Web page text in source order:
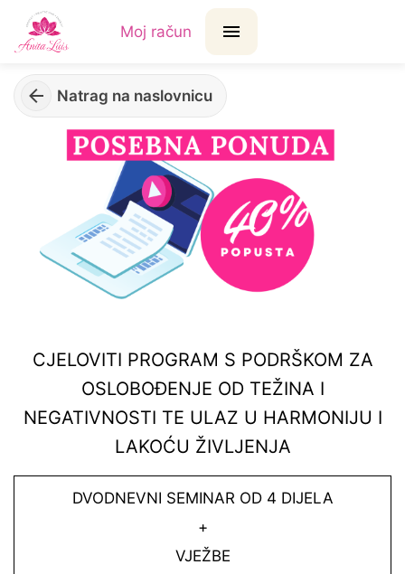
Moj račun
Natrag na naslovnicu
CJELOVITI PROGRAM S PODRŠKOM ZA
OSLOBOĐENJE OD TEŽINA I
NEGATIVNOSTI TE ULAZ U HARMONIJU I
LAKOĆU ŽIVLJENJA
DVODNEVNI SEMINAR OD 4 DIJELA
+
VJEŽBE